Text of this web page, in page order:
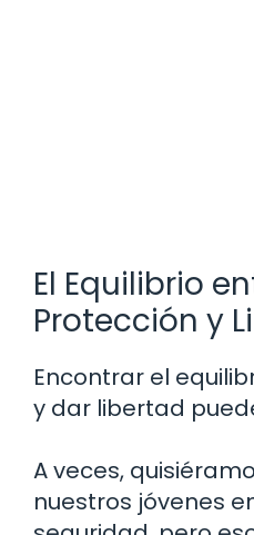
El Equilibrio
Protección y
Encontrar el
y dar libertad
A veces,
nuestros jóvenes